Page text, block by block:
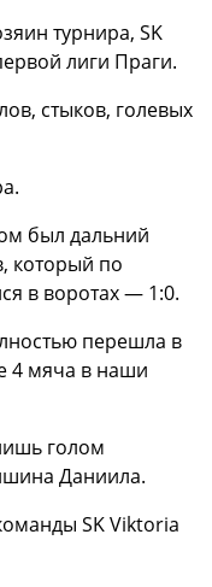
турнира, SK
лиги Праги.
стыков, голевых
был дальний
который по
в воротах — 1:0.
перешла в
4 мяча в наши
голом
Даниила.
SK Viktoria